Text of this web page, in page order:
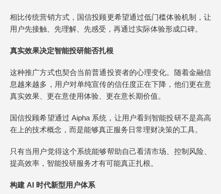
相比传统营销方式，国信投顾更希望通过低门槛体验机制，让
用户先接触、先理解、先感受，再通过实际体验形成口碑。
真实效果决定智能投研能否扎根
这种推广方式也契合当前普通投资者的心理变化。随着金融信
息越来越多，用户对单纯宣传的信任度正在下降，他们更在意
真实效果、更在意使用体验、更在意长期价值。
国信投顾希望通过 Aipha 系统，让用户看到智能投研不是高高
在上的技术概念，而是能够真正服务日常理财决策的工具。
只有当用户觉得这个系统能够帮助自己看清市场、控制风险、
提高效率，智能投研服务才有可能真正扎根。
构建 AI 时代新型用户体系